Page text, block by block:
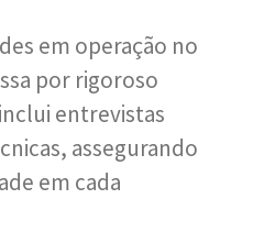
em operação no
por rigoroso
entrevistas
assegurando
em cada